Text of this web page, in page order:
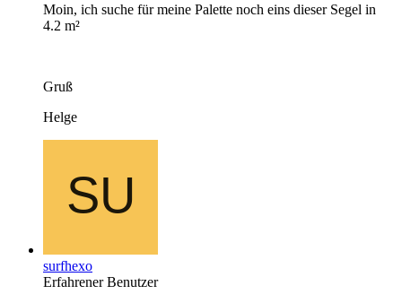
Moin, ich suche für meine Palette noch eins dieser Segel in
4.2 m²
Gruß
Helge
surfhexo
Erfahrener Benutzer